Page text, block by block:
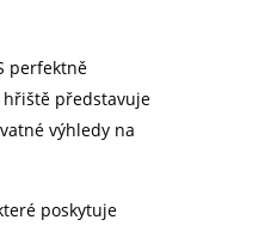
perfektně
představuje
výhledy na
poskytuje